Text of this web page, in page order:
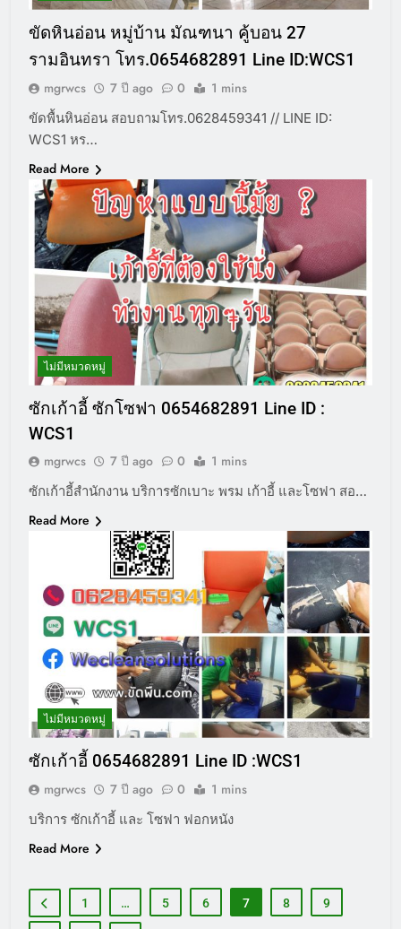
ขัดหินอ่อน หมู่บ้าน มัณฑนา คู้บอน 27
รามอินทรา โทร.0654682891 Line ID:WCS1
mgrwcs 7 ปี ago 0 1 mins
ขัดพื้นหินอ่อน สอบถามโทร.0628459341 // LINE ID:
WCS1 หร…
Read More
ไม่มีหมวดหมู่
ซักเก้าอี้ ซักโซฟา 0654682891 Line ID :
WCS1
mgrwcs 7 ปี ago 0 1 mins
ซักเก้าอี้สำนักงาน บริการซักเบาะ พรม เก้าอี้ และโซฟา สอ…
Read More
ไม่มีหมวดหมู่
ซักเก้าอี้ 0654682891 Line ID :WCS1
mgrwcs 7 ปี ago 0 1 mins
บริการ ซักเก้าอี้ และ โซฟา ฟอกหนัง
Read More
1 … 5 6 7 8 9